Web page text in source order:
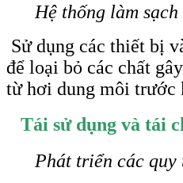
Hệ thống làm
Sử dụng các thiết bị
để loại bỏ các chất
từ hơi dung môi trước
Tái sử dụng và tái
Phát triển các quy